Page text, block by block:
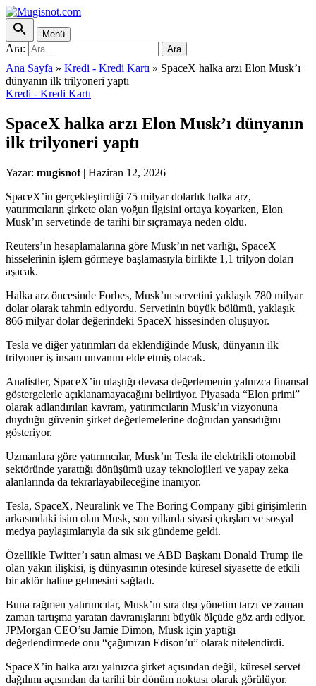
Menü
Ara: Ara
Ana Sayfa » Kredi - Kredi Kartı » SpaceX halka arzı Elon Musk’ı
dünyanın ilk trilyoneri yaptı
Kredi - Kredi Kartı
SpaceX halka arzı Elon Musk’ı dünyanın
ilk trilyoneri yaptı
Yazar: mugisnot | Haziran 12, 2026
SpaceX’in gerçekleştirdiği 75 milyar dolarlık halka arz,
yatırımcıların şirkete olan yoğun ilgisini ortaya koyarken, Elon
Musk’ın servetinde de tarihi bir sıçramaya neden oldu.
Reuters’ın hesaplamalarına göre Musk’ın net varlığı, SpaceX
hisselerinin işlem görmeye başlamasıyla birlikte 1,1 trilyon doları
aşacak.
Halka arz öncesinde Forbes, Musk’ın servetini yaklaşık 780 milyar
dolar olarak tahmin ediyordu. Servetinin büyük bölümü, yaklaşık
866 milyar dolar değerindeki SpaceX hissesinden oluşuyor.
Tesla ve diğer yatırımları da eklendiğinde Musk, dünyanın ilk
trilyoner iş insanı unvanını elde etmiş olacak.
Analistler, SpaceX’in ulaştığı devasa değerlemenin yalnızca finansal
göstergelerle açıklanamayacağını belirtiyor. Piyasada “Elon primi”
olarak adlandırılan kavram, yatırımcıların Musk’ın vizyonuna
duyduğu güvenin şirket değerlemelerine doğrudan yansıdığını
gösteriyor.
Uzmanlara göre yatırımcılar, Musk’ın Tesla ile elektrikli otomobil
sektöründe yarattığı dönüşümü uzay teknolojileri ve yapay zeka
alanlarında da tekrarlayabileceğine inanıyor.
Tesla, SpaceX, Neuralink ve The Boring Company gibi girişimlerin
arkasındaki isim olan Musk, son yıllarda siyasi çıkışları ve sosyal
medya paylaşımlarıyla da sık sık gündeme geldi.
Özellikle Twitter’ı satın alması ve ABD Başkanı Donald Trump ile
olan yakın ilişkisi, iş dünyasının ötesinde küresel siyasette de etkili
bir aktör haline gelmesini sağladı.
Buna rağmen yatırımcılar, Musk’ın sıra dışı yönetim tarzı ve zaman
zaman tartışma yaratan davranışlarını büyük ölçüde göz ardı ediyor.
JPMorgan CEO’su Jamie Dimon, Musk için yaptığı
değerlendirmede onu “çağımızın Edison’u” olarak nitelendirdi.
SpaceX’in halka arzı yalnızca şirket açısından değil, küresel servet
dağılımı açısından da tarihi bir dönüm noktası olarak görülüyor.